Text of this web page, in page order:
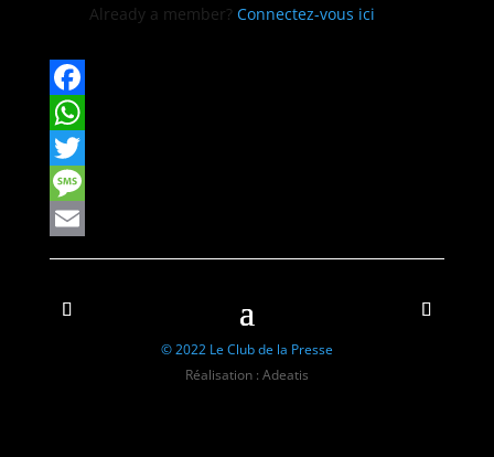
Already a mem­ber? Con­nectez-vous ici
Facebook
WhatsApp
Twitter
Message
Email
© 2022 Le Club de la Presse
Réalisation : Adeatis